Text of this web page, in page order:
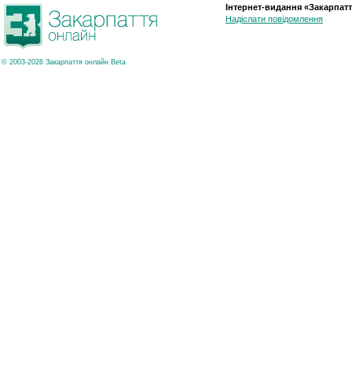
© 2003-2026 Закарпаття онлайн Beta
Інтернет-видання
Надіслати повідомлення